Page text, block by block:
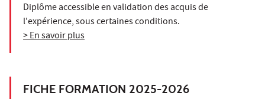
Diplôme accessible en validation des acquis de
l'expérience, sous certaines conditions.
> En savoir plus
FICHE FORMATION 2025-2026